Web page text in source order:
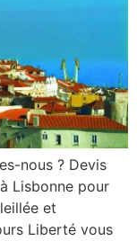
nous ? Devis
Lisbonne pour
et
Liberté vous